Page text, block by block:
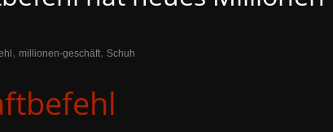
, millionen-geschäft, Schuh